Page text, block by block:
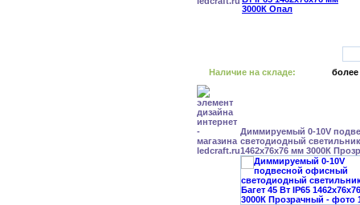
Наличие на складе: более
Диммируемый 0-10V
светодиодный светильник
1462x76x76 мм 3000К